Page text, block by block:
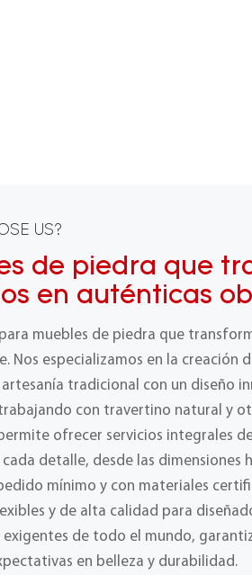
US?
de piedra que
en auténticas
muebles de piedra que
Nos especializamos en la creación
tradicional con un diseño
con travertino natural y
ofrecer servicios integrales
detalle, desde las dimensiones
mínimo y con materiales
y de alta calidad para
de todo el mundo,
en belleza y durabilidad.